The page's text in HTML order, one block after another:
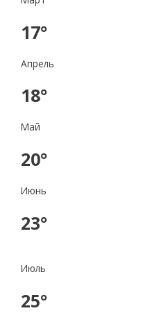
17°
Апрель
18°
Май
20°
Июнь
23°
Июль
25°